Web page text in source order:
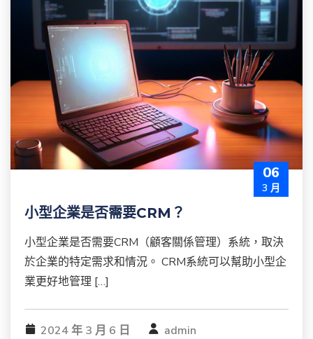
06
3 月
小型企業是否需要CRM？
小型企業是否需要CRM（顧客關係管理）系統，取決
於企業的特定需求和情況。 CRM系統可以幫助小型企
業更好地管理 […]
2024 年 3 月 6 日
admin